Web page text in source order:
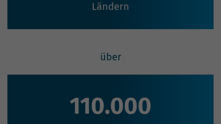
Ländern
über
110.000